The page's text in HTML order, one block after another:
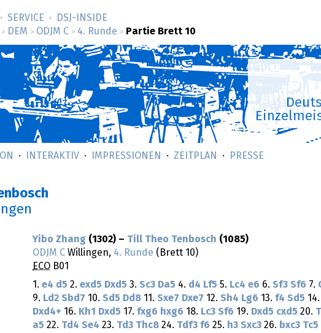
SERVICE
DSJ-­INSIDE
> DEM > ODJM C > 4. Runde > Partie Brett 10
INTERAKTIV IMPRESSIONEN ZEITPLAN PRESSE
Yibo Zhang (1302) – Till Theo Tenbosch (1085)
ODJM C Willingen, 4. Runde (Brett 10)
ECO B01
1. e4 d5 2. exd5 Dxd5 3. Sc3 Da5 4. d4 Lf5 5. Lc4 e6 6. Sf3 Sf6 7.
9. Ld2 Sbd7 10. Sd5 Dd8 11. Sxe7 Dxe7 12. Sh4 Lg6 13. f4 Sd5 14.
Dxd4+ 16. Kh1 Dxd5 17. fxg6 hxg6 18. Lc3 Sf6 19. Dxd5 cxd5 20.
a5 22. Td4 Se4 23. Td3 Thc8 24. Tdf3 f6 25. h3 Sxc3 26. bxc3 Tc5